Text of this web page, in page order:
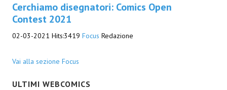
TenCentsVerso
Zeldamalincony
Borley Rectory Club
Cerchiamo disegnatori: Comics Open
Contest 2021
02-03-2021 Hits:3419 Focus Redazione
Vai alla sezione Focus
ULTIMI WEBCOMICS